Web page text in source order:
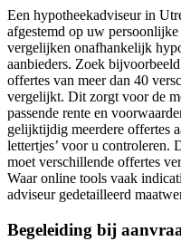
Een hypotheekadviseur in
afgestemd op uw
vergelijken onafhankelijk
aanbieders. Zoek
offertes van meer dan 40
vergelijkt. Dit zorgt voor de
passende rente en
gelijktijdig meerdere offertes
lettertjes’ voor u controleren.
moet verschillende offertes
Waar online tools vaak
adviseur gedetailleerd
Begeleiding bij